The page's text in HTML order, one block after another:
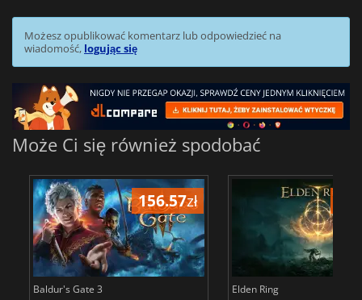
Możesz opublikować komentarz lub odpowiedzieć na
wiadomość, logując się
Może Ci się również spodobać
156.57zł
Baldur's Gate 3 Elden Ring